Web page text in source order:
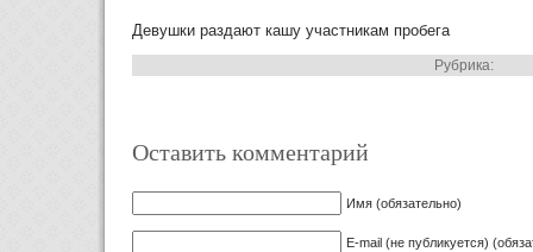
Девушки раздают кашу участникам пробега
Рубрика:
Оставить комментарий
Имя (обязательно)
E-mail (не публикуется)